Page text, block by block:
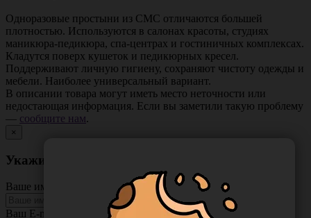
Одноразовые простыни из СМС отличаются большей
плотностью. Используются в салонах красоты, студиях
маникюра-педикюра, спа-центрах и гостиничных комплексах.
Кладутся поверх кушеток и педикюрных кресел.
Поддерживают личную гигиену, сохраняют чистоту одежды и
мебели. Наиболее универсальный вариант.
В описании товара могут иметь место неточности или
недостающая информация. Если вы заметили такую проблему
— сообщите нам.
×
Укажите неточность в описании товара
Ваше имя
Ваш E-mail